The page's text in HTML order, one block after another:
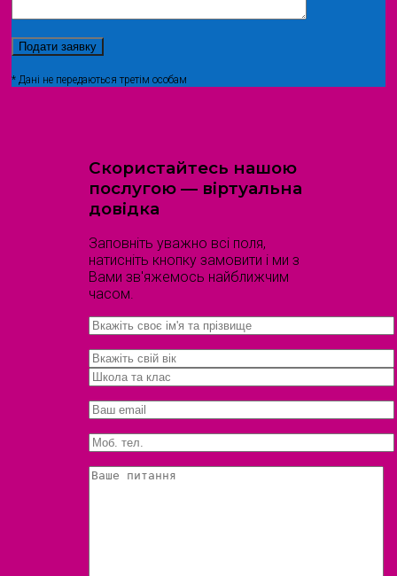
* Дані не передаються третім особам
Скористайтесь нашою
послугою — віртуальна
довідка
Заповніть уважно всі поля,
натисніть кнопку замовити і ми з
Вами зв'яжемось найближчим
часом.